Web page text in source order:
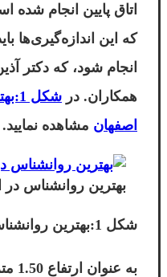
اتاق پایین انجام
که این اندازه‌گیری‌ها
همکاران. در
اصفهان مشاهده نمایید.
بهترین روانشناس در
شکل 1:بهترین روانشناس در اصفهان
به